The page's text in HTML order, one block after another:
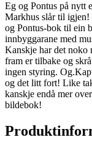
Eg og Pontus på nytt
Markhus slår til igjen!
og Pontus-bok til ein
innbyggarane med
Kanskje har det noko
fram er tilbake og
ingen styring.
og det litt fort! Like
kanskje endå mer
bildebok!